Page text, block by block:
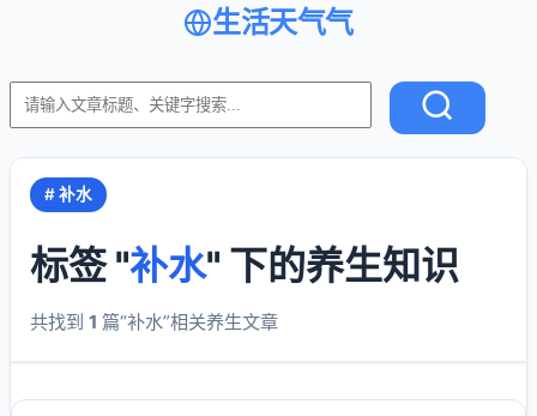
生活天气气
# 补水
标签 "补水" 下的养生知识
共找到 1 篇“补水”相关养生文章